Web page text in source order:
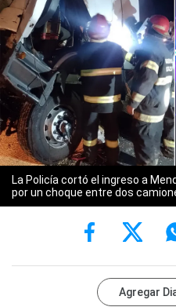
La Policía cortó el ingreso a
por un choque entre dos
Agregar